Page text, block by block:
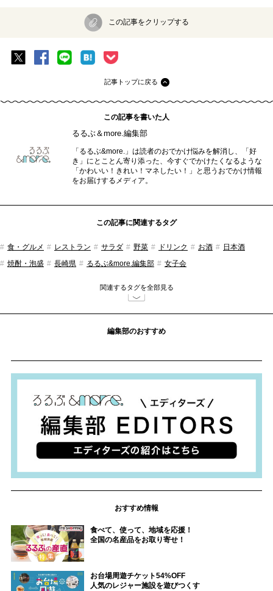
この記事をクリップする
記事トップに戻る
この記事を書いた人
るるぶ＆more.編集部
「るるぶ&more.」は読者のおでかけ悩みを解消し、「好
き」にとことん寄り添った、今すぐでかけたくなるような
「かわいい！きれい！マネしたい！」と思うおでかけ情報
をお届けするメディア。
この記事に関連するタグ
食・グルメ レストラン サラダ 野菜 ドリンク お酒
日本酒
焼酎・泡盛
長崎県 るるぶ&more.編集部 女子会
関連するタグを全部見る
編集部のおすすめ
おすすめ情報
食べて、使って、地域を応援！
全国の名産品をお取り寄せ！
お台場周遊チケット54%OFF
人気のレジャー施設を遊びつくす